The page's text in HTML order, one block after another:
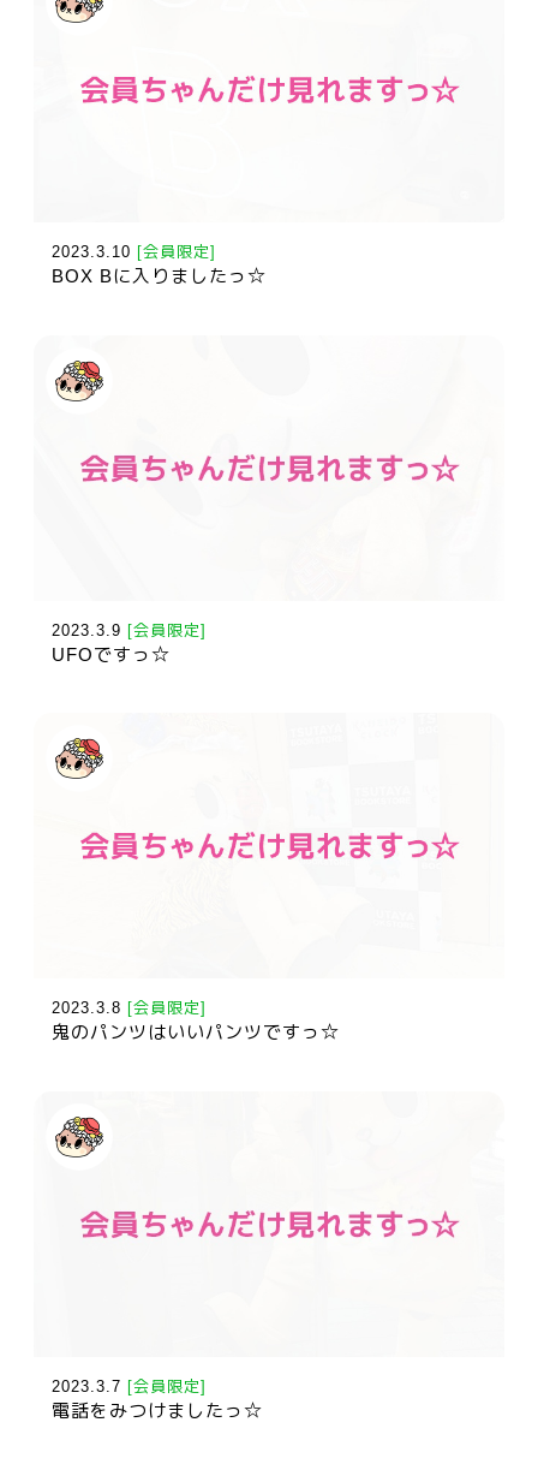
2023.3.10 [会員限定]
BOX Bに入りましたっ☆
2023.3.9 [会員限定]
UFOですっ☆
2023.3.8 [会員限定]
鬼のパンツはいいパンツですっ☆
2023.3.7 [会員限定]
電話をみつけましたっ☆